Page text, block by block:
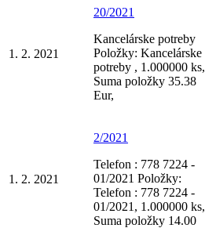
1. 2. 2021
20/2021
Kancelárske potreby
Položky: Kancelárske
potreby , 1.000000 ks,
Suma položky 35.38
Eur,
1. 2. 2021
2/2021
Telefon : 778 7224 -
01/2021 Položky:
Telefon : 778 7224 -
01/2021, 1.000000 ks,
Suma položky 14.00